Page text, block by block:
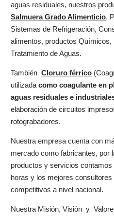
aguas residuales, nuestros
Salmuera Grado Alimenticio,
Sistemas de Refrigeración,
alimentos, productos
Tratamiento de Aguas.
TambiénCloruro férrico
utilizadacomo coagulante en
aguas residuales e
elaboración de circuitos
rotograbadores.
Nuestra empresa cuenta con
mercado como fabricantes, por
productos y servicios
horas y los mejores
competitivos a nivel nacional.
Nuestra Misión, Visión y